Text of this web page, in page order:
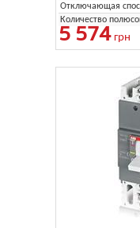
Отключающая
Количество
5 574грн